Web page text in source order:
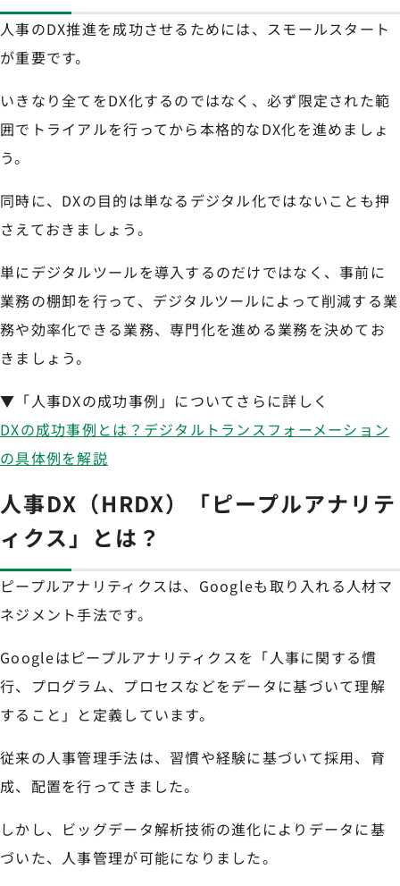
人事のDX推進を成功させるためには、スモールスタート
が重要です。
いきなり全てをDX化するのではなく、必ず限定された範
囲でトライアルを行ってから本格的なDX化を進めましょ
う。
同時に、DXの目的は単なるデジタル化ではないことも押
さえておきましょう。
単にデジタルツールを導入するのだけではなく、事前に
業務の棚卸を行って、デジタルツールによって削減する業
務や効率化できる業務、専門化を進める業務を決めてお
きましょう。
▼「人事DXの成功事例」についてさらに詳しく
DXの成功事例とは？デジタルトランスフォーメーション
の具体例を解説
人事DX（HRDX）「ピープルアナリテ
ィクス」とは？
ピープルアナリティクスは、Googleも取り入れる人材マ
ネジメント手法です。
Googleはピープルアナリティクスを「人事に関する慣
行、プログラム、プロセスなどをデータに基づいて理解
すること」と定義しています。
従来の人事管理手法は、習慣や経験に基づいて採用、育
成、配置を行ってきました。
しかし、ビッグデータ解析技術の進化によりデータに基
づいた、人事管理が可能になりました。